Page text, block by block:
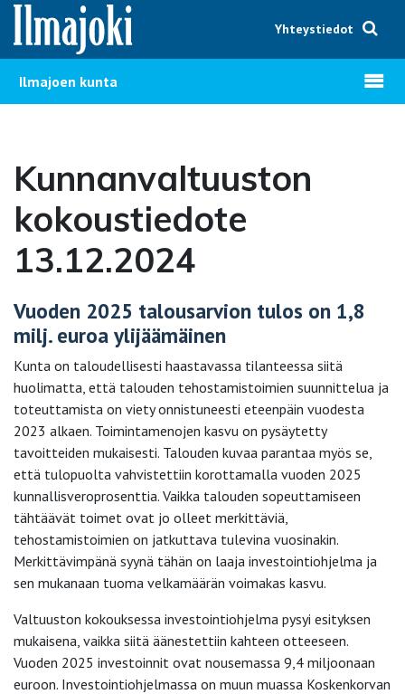
Hyppää sisältöön
Yhteystiedot
Ilmajoen kunta Avaa
Kunnanvaltuuston
kokoustiedote
13.12.2024
Vuoden 2025 talousarvion tulos on 1,8
milj. euroa ylijäämäinen
Kunta on taloudellisesti haastavassa tilanteessa siitä
huolimatta, että talouden tehostamistoimien suunnittelua ja
toteuttamista on viety onnistuneesti eteenpäin vuodesta
2023 alkaen. Toimintamenojen kasvu on pysäytetty
tavoitteiden mukaisesti. Talouden kuvaa parantaa myös se,
että tulopuolta vahvistettiin korottamalla vuoden 2025
kunnallisveroprosenttia. Vaikka talouden sopeuttamiseen
tähtäävät toimet ovat jo olleet merkittäviä,
tehostamistoimien on jatkuttava tulevina vuosinakin.
Merkittävimpänä syynä tähän on laaja investointiohjelma ja
sen mukanaan tuoma velkamäärän voimakas kasvu.
Valtuuston kokouksessa investointiohjelma pysyi esityksen
mukaisena, vaikka siitä äänestettiin kahteen otteeseen.
Vuoden 2025 investoinnit ovat nousemassa 9,4 miljoonaan
euroon. Investointiohjelmassa on muun muassa Koskenkorvan